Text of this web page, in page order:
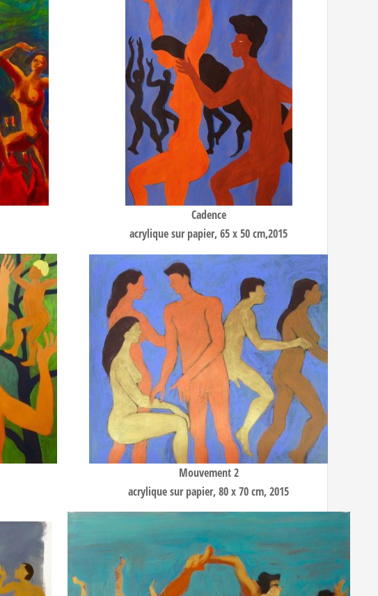
Cadence
acrylique sur papier, 65 x 50 cm,2015
Mouvement 2
acrylique sur papier, 80 x 70 cm, 2015